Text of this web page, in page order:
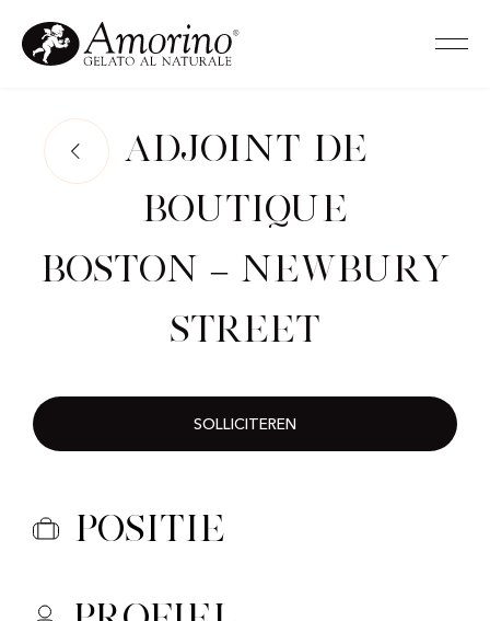
Adjoint de
Boutique
Boston – Newbury
Street
SOLLICITEREN
Positie